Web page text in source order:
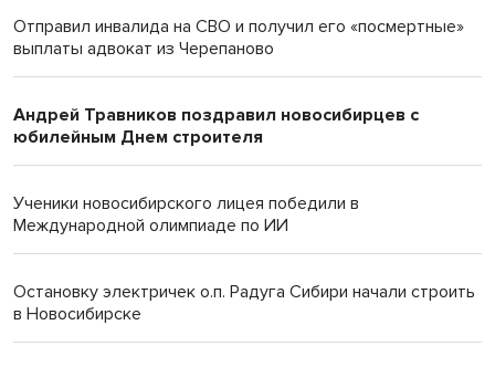
Отправил инвалида на СВО и получил его «посмертные»
выплаты адвокат из Черепаново
Андрей Травников поздравил новосибирцев с
юбилейным Днем строителя
Ученики новосибирского лицея победили в
Международной олимпиаде по ИИ
Остановку электричек о.п. Радуга Сибири начали строить
в Новосибирске